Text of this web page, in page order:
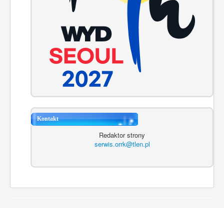
Kontakt
Redaktor strony
serwis.orrk@tlen.pl